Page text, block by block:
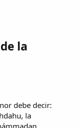
la
debe decir:
la